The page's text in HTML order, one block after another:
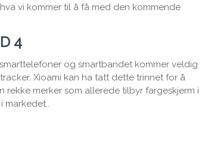
vi kommer til å få med den kommende
4
og smartbandet kommer veldig
Xioami kan ha tatt dette trinnet for å
rekke merker som allerede tilbyr fargeskjerm i
markedet..